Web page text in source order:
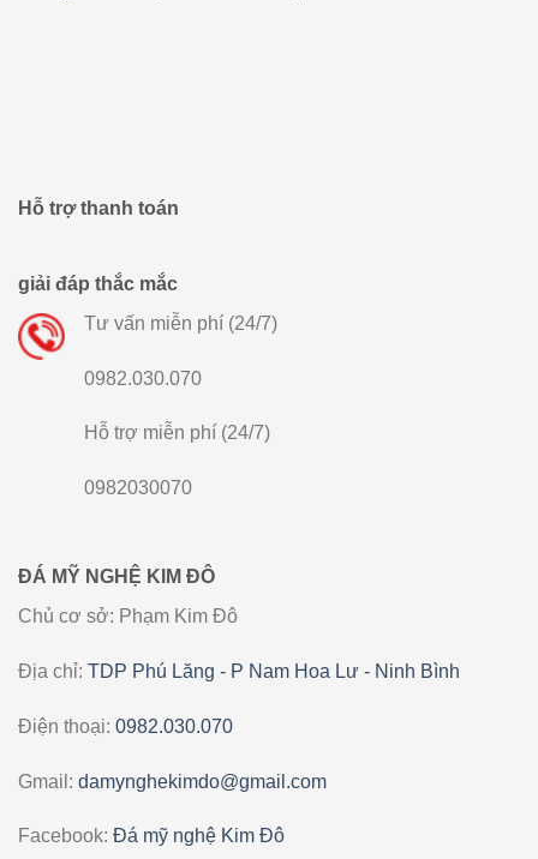
Hỗ trợ thanh toán
giải đáp thắc mắc
Tư vấn miễn phí (24/7)
0982.030.070
Hỗ trợ miễn phí (24/7)
0982030070
ĐÁ MỸ NGHỆ KIM ĐÔ
Chủ cơ sở: Phạm Kim Đô
Địa chỉ: TDP Phú Lăng - P Nam Hoa Lư - Ninh Bình
Điện thoại: 0982.030.070
Gmail: damynghekimdo@gmail.com
Facebook: Đá mỹ nghệ Kim Đô